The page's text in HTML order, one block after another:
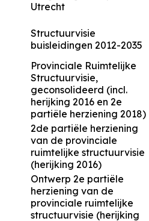
Utrecht
Structuurvisie
buisleidingen 2012-2035
Provinciale Ruimtelijke
Structuurvisie,
geconsolideerd (incl.
herijking 2016 en 2e
partiële herziening 2018)
2de partiële herziening
van de provinciale
ruimtelijke structuurvisie
(herijking 2016)
Ontwerp 2e partiële
herziening van de
provinciale ruimtelijke
structuurvisie (herijking